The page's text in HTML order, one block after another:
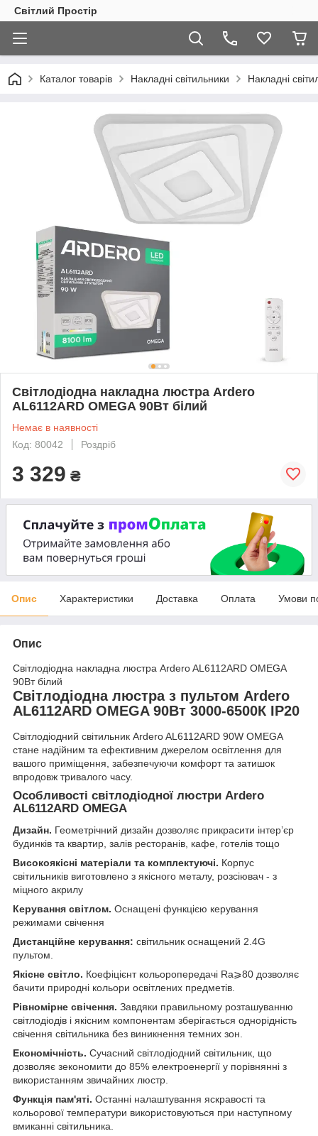
Світлий Простір
Каталог товарів Накладні світильники Накладні
Світлодіодна накладна люстра Ardero
AL6112ARD OMEGA 90Вт білий
Немає в наявності
Код: 80042
Роздріб
3 329 ₴
Опис Характеристики Доставка Оплата Умови
Опис
Світлодіодна накладна люстра Ardero AL6112ARD OMEGA
90Вт білий
Світлодіодна люстра з пультом Ardero
AL6112ARD OMEGA 90Вт 3000-6500К IP20
Світлодіодний світильник Ardero AL6112ARD 90W OMEGA
стане надійним та ефективним джерелом освітлення для
вашого приміщення, забезпечуючи комфорт та затишок
впродовж тривалого часу.
Особливості світлодіодної люстри Ardero
AL6112ARD OMEGA
Дизайн. Геометрічний дизайн дозволяє прикрасити інтер’єр
будинків та квартир, залів ресторанів, кафе, готелів тощо
Високоякісні матеріали та комплектуючі. Корпус
світильників виготовлено з якісного металу, розсіювач - з
міцного акрилу
Керування світлом. Оснащені функцією керування
режимами свічення
Дистанційне керування: світильник оснащений 2.4G
пультом.
Якісне світло. Коефіцієнт кольоропередачі Ra⩾80 дозволяє
бачити природні кольори освітлених предметів.
Рівномірне свічення. Завдяки правильному розташуванню
світлодіодів і якісним компонентам зберігається однорідність
свічення світильника без виникнення темних зон.
Економічність. Сучасний світлодіодний світильник, що
дозволяє зекономити до 85% електроенергії у порівнянні з
використанням звичайних люстр.
Функція пам'яті. Останні налаштування яскравості та
кольорової температури використовуються при наступному
вмиканні світильника.